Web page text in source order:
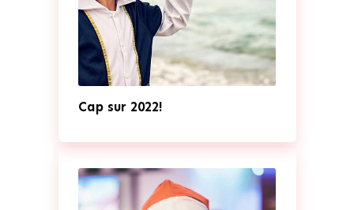
Cap sur 2022!